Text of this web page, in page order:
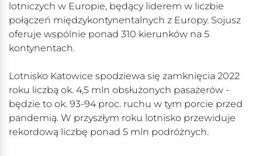
lotniczych w Europie, będący liderem w liczbie
połączeń międzykontynentalnych z Europy. Sojusz
oferuje wspólnie ponad 310 kierunków na 5
kontynentach.
Lotnisko Katowice spodziewa się zamknięcia 2022
roku liczbą ok. 4,5 mln obsłużonych pasażerów -
będzie to ok. 93-94 proc. ruchu w tym porcie przed
pandemią. W przyszłym roku lotnisko przewiduje
rekordową liczbę ponad 5 mln podróżnych.